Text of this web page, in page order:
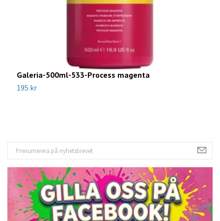
Galeria-500ml-533-Process magenta
195 kr